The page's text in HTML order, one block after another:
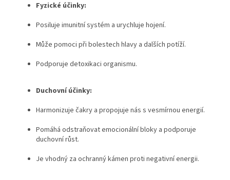
Fyzické účinky:
Posiluje imunitní systém a urychluje hojení.
Může pomoci při bolestech hlavy a dalších potíží.
Podporuje detoxikaci organismu.
Duchovní účinky:
Harmonizuje čakry a propojuje nás s vesmírnou energií.
Pomáhá odstraňovat emocionální bloky a podporuje
duchovní růst.
Je vhodný za ochranný kámen proti negativní energii.